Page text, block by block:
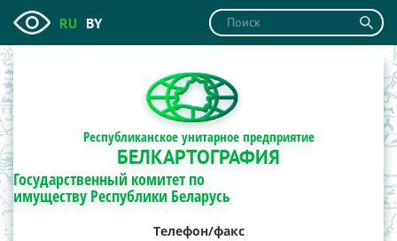
RU BY
Республиканское унитарное предприятие
БЕЛКАРТОГРАФИЯ
Государственный комитет по
имуществу Республики Беларусь
Телефон/факс